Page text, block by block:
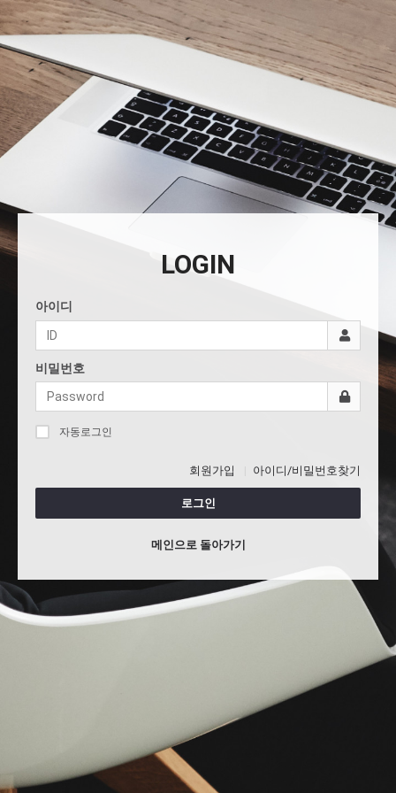
LOGIN
아이디
비밀번호
자동로그인
회원가입 아이디/비밀번호찾기
로그인
메인으로 돌아가기